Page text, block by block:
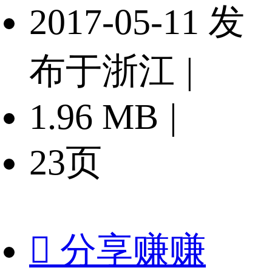
2017-05-11 发
布于浙江 |
1.96 MB |
23页
 分享赚赚